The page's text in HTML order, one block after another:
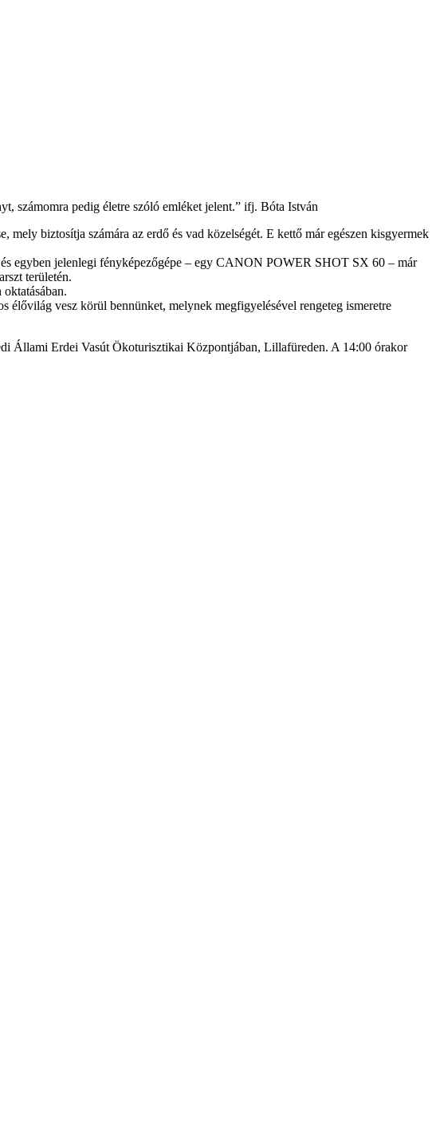
számomra pedig életre szóló emléket jelent.” ifj. Bóta István
biztosítja számára az erdő és vad közelségét. E kettő már egészen kisgyermek
egyben jelenlegi fényképezőgépe – egy CANON POWER SHOT SX 60 – már
területén.
élővilág vesz körül bennünket, melynek megfigyelésével rengeteg ismeretre
Állami Erdei Vasút Ökoturisztikai Központjában, Lillafüreden. A 14:00 órakor